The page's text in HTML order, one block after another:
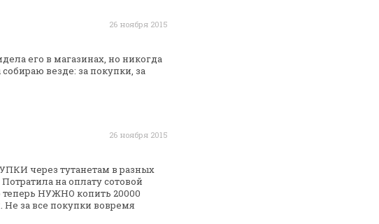
26 ноября 2015
его в магазинах, но никогда
собираю везде: за покупки, за
26 ноября 2015
через тутанетам в разных
Потратила на оплату сотовой
теперь НУЖНО копить 20000
за все покупки вовремя